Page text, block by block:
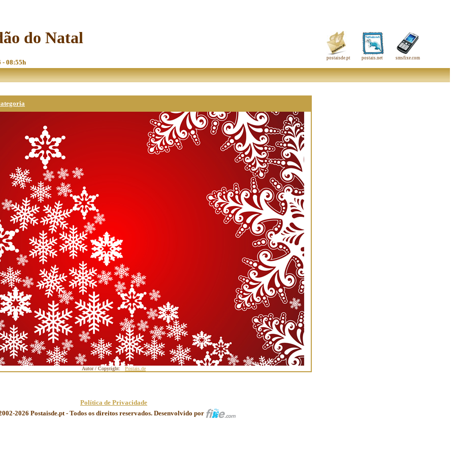
do Natal
- 08:55h
postaisde.pt postais.net smsfixe.com
Autor / Copyright: Postais.de
Política de Privacidade
2026 Postaisde.pt - Todos os direitos reservados. Desenvolvido por